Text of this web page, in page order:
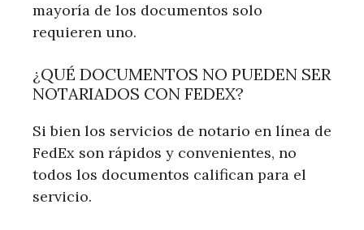
mayoría de los documentos solo
requieren uno.
¿QUÉ DOCUMENTOS NO PUEDEN SER
NOTARIADOS CON FEDEX?
Si bien los servicios de notario en línea de
FedEx son rápidos y convenientes, no
todos los documentos califican para el
servicio.